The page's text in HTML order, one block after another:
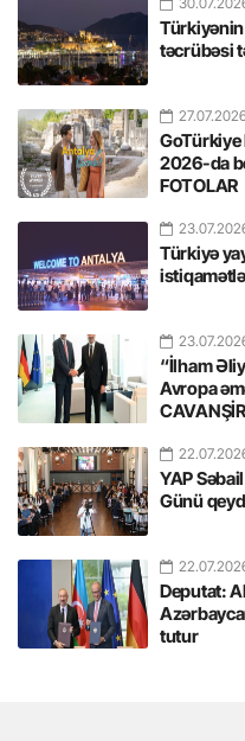
təcrübəsi
2026-da
FOTOLAR
Türkiyə
“İlham
Avropa
YAP
Günü
Deputat:
tutur